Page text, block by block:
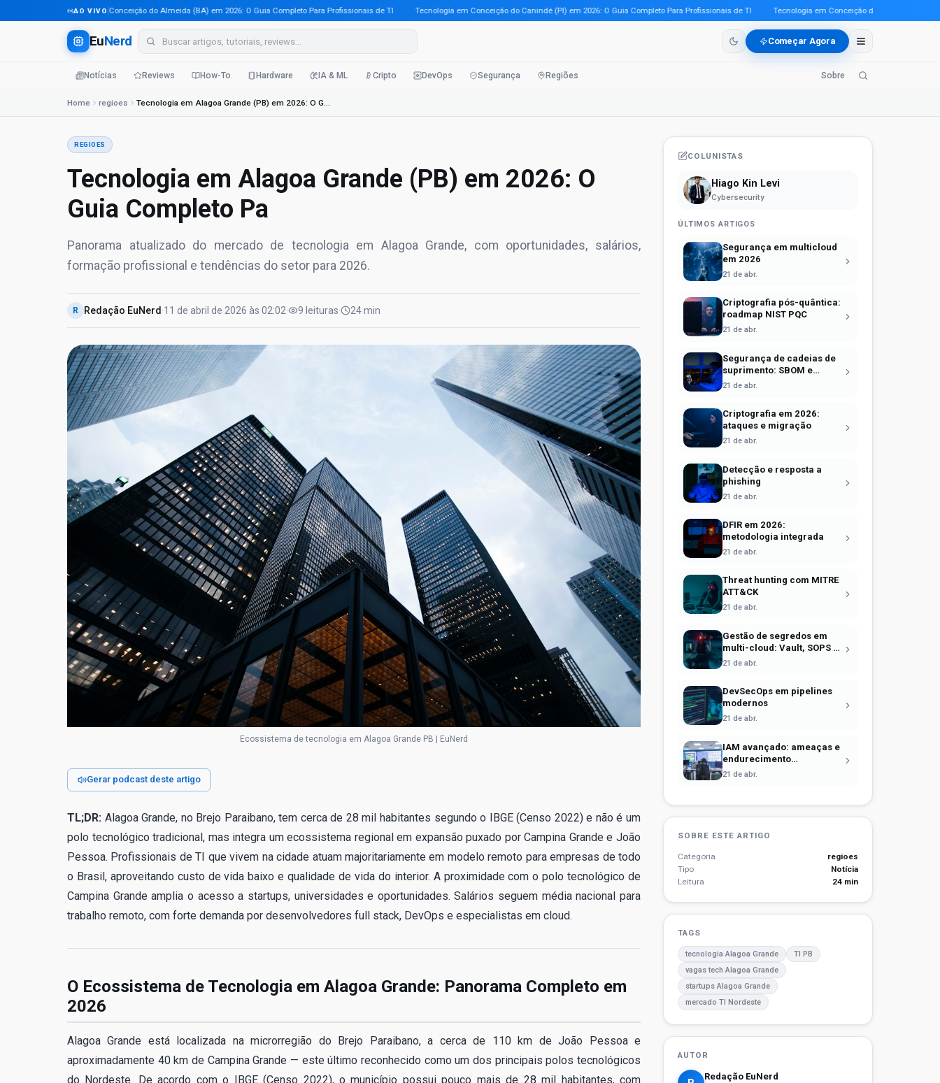
AO VIVO
Tecnologia em Conceição do Almeida (BA) em 2026: O Guia Completo Para Profissionais de TI · Tecnologia em Conceição do Canindé (PI) em 2026: O Guia Completo Para Profissionais de TI · Tecnologia em Conceição do Araguaia (PA) em
EuNerd Começar Agora
Notícias Reviews How-To Hardware IA & ML Cripto DevOps Segurança Regiões Sobre
Home regioes Tecnologia em Alagoa Grande (PB) em 2026: O Guia Completo Pa
REGIOES
Tecnologia em Alagoa Grande (PB) em 2026: O
Guia Completo Pa
Panorama atualizado do mercado de tecnologia em Alagoa Grande, com oportunidades, salários,
formação profissional e tendências do setor para 2026.
R Redação EuNerd ·11 de abril de 2026 às 02:02· 9 leituras· 24 min
Ecossistema de tecnologia em Alagoa Grande PB | EuNerd
Gerar podcast deste artigo
TL;DR: Alagoa Grande, no Brejo Paraibano, tem cerca de 28 mil habitantes segundo o IBGE (Censo 2022) e não é um
polo tecnológico tradicional, mas integra um ecossistema regional em expansão puxado por Campina Grande e João
Pessoa. Profissionais de TI que vivem na cidade atuam majoritariamente em modelo remoto para empresas de todo
o Brasil, aproveitando custo de vida baixo e qualidade de vida do interior. A proximidade com o polo tecnológico de
Campina Grande amplia o acesso a startups, universidades e oportunidades. Salários seguem média nacional para
trabalho remoto, com forte demanda por desenvolvedores full stack, DevOps e especialistas em cloud.
O Ecossistema de Tecnologia em Alagoa Grande: Panorama Completo em
2026
Alagoa Grande está localizada na microrregião do Brejo Paraibano, a cerca de 110 km de João Pessoa e
aproximadamente 40 km de Campina Grande — este último reconhecido como um dos principais polos tecnológicos
do Nordeste. De acordo com o IBGE (Censo 2022), o município possui pouco mais de 28 mil habitantes, com
COLUNISTAS
Hiago Kin Levi
Cybersecurity
ÚLTIMOS ARTIGOS
Segurança em multicloud
em 2026
21 de abr.
Criptografia pós-quântica:
roadmap NIST PQC
21 de abr.
Segurança de cadeias de
suprimento: SBOM e
Sigstore
21 de abr.
Criptografia em 2026:
ataques e migração
21 de abr.
Detecção e resposta a
phishing
21 de abr.
DFIR em 2026:
metodologia integrada
21 de abr.
Threat hunting com MITRE
ATT&CK
21 de abr.
Gestão de segredos em
multi-cloud: Vault, SOPS e
identidade efêmera
21 de abr.
DevSecOps em pipelines
modernos
21 de abr.
IAM avançado: ameaças e
endurecimento
operacional
21 de abr.
SOBRE ESTE ARTIGO
Categoria
regioes
Tipo
Notícia
Leitura
24 min
TAGS
tecnologia Alagoa Grande
TI PB
vagas tech Alagoa Grande
startups Alagoa Grande
mercado TI Nordeste
AUTOR
Redação EuNerd